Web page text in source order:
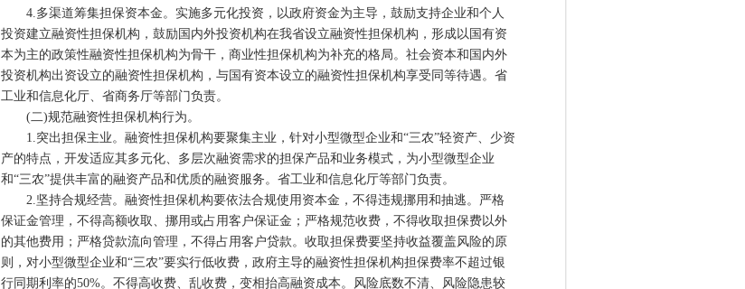
4.多渠道筹集担保资本金。实施多元化投资，以政府资金为主导，鼓励支持企业和个人
投资建立融资性担保机构，鼓励国内外投资机构在我省设立融资性担保机构，形成以国有资
本为主的政策性融资性担保机构为骨干，商业性担保机构为补充的格局。社会资本和国内外
投资机构出资设立的融资性担保机构，与国有资本设立的融资性担保机构享受同等待遇。省
工业和信息化厅、省商务厅等部门负责。
(二)规范融资性担保机构行为。
1.突出担保主业。融资性担保机构要聚集主业，针对小型微型企业和“三农”轻资产、少资
产的特点，开发适应其多元化、多层次融资需求的担保产品和业务模式，为小型微型企业
和“三农”提供丰富的融资产品和优质的融资服务。省工业和信息化厅等部门负责。
2.坚持合规经营。融资性担保机构要依法合规使用资本金，不得违规挪用和抽逃。严格
保证金管理，不得高额收取、挪用或占用客户保证金；严格规范收费，不得收取担保费以外
的其他费用；严格贷款流向管理，不得占用客户贷款。收取担保费要坚持收益覆盖风险的原
则，对小型微型企业和“三农”要实行低收费，政府主导的融资性担保机构担保费率不超过银
行同期利率的50%。不得高收费、乱收费，变相抬高融资成本。风险底数不清、风险隐患较